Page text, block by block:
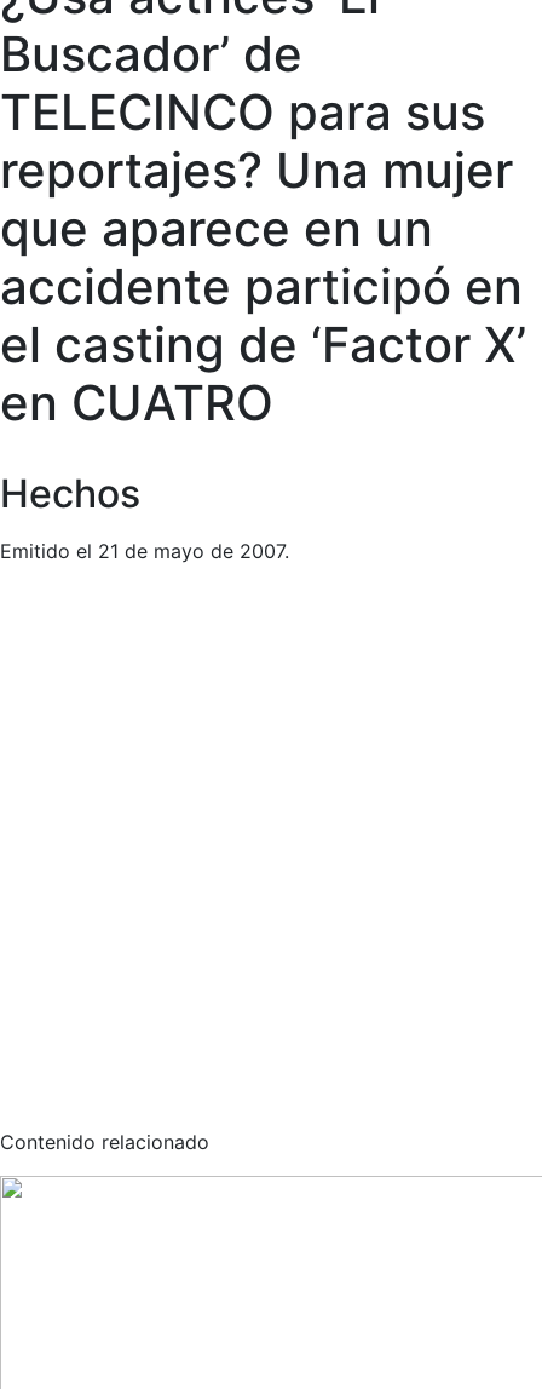
Buscador’ de
TELECINCO para sus
reportajes? Una mujer
que aparece en un
accidente participó en
el casting de ‘Factor X’
en CUATRO
Hechos
Emitido el 21 de mayo de 2007.
Contenido relacionado